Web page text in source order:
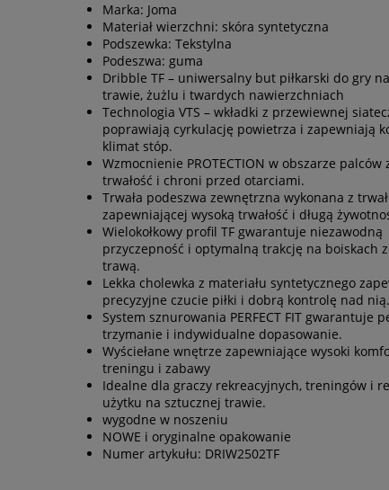
Marka: Joma
Materiał wierzchni: skóra syntetyczna
Podszewka: Tekstylna
Podeszwa: guma
Dribble TF – uniwersalny but piłkarski do gry
trawie, żużlu i twardych nawierzchniach
Technologia VTS – wkładki z przewiewnej
poprawiają cyrkulację powietrza i zapewniają
klimat stóp.
Wzmocnienie PROTECTION w obszarze palców
trwałość i chroni przed otarciami.
Trwała podeszwa zewnętrzna wykonana z
zapewniającej wysoką trwałość i długą
Wielokołkowy profil TF gwarantuje niezawodną
przyczepność i optymalną trakcję na boiskach
trawą.
Lekka cholewka z materiału syntetycznego
precyzyjne czucie piłki i dobrą kontrolę nad nią.
System sznurowania PERFECT FIT gwarantuje
trzymanie i indywidualne dopasowanie.
Wyściełane wnętrze zapewniające wysoki
treningu i zabawy
Idealne dla graczy rekreacyjnych, treningów i
użytku na sztucznej trawie.
wygodne w noszeniu
NOWE i oryginalne opakowanie
Numer artykułu: DRIW2502TF